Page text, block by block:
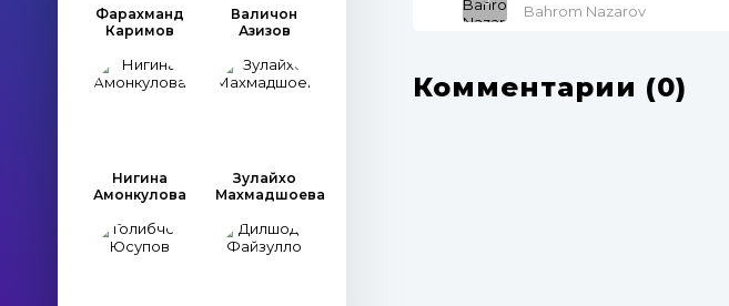
Фарахманд
Каримов
Валичон
Азизов
Нигина
Амонкулова
Зулайхо
Махмадшоева
Bahrom Nazarov
Комментарии (0)